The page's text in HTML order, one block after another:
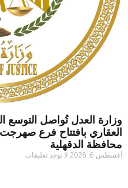
وزارة العدل تُواصل
العقاري بافتتاح فرع
محافظة الدقهلية
أغسطس 6, 2026 لا توجد تعليقات